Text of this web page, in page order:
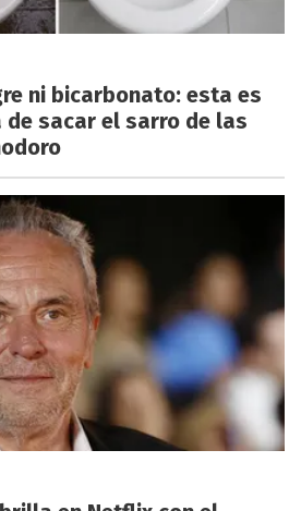
ni bicarbonato: esta es
de sacar el sarro de las